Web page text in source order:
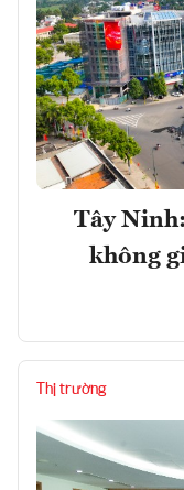
Tây
không
Thị trường